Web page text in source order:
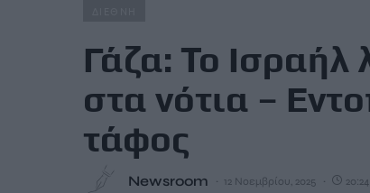
Γάζα: Το Ισραήλ
στα νότια –
τάφος
Newsroom 12 Νοεμβρίου, 2025 20:24